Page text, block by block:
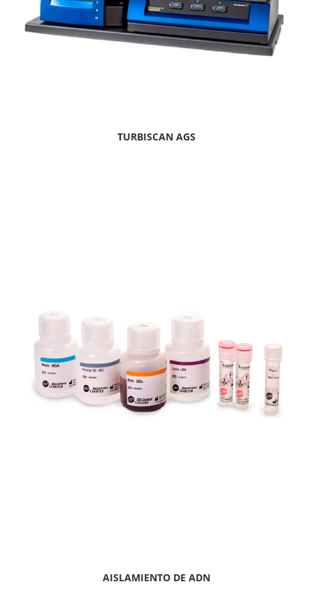
TURBISCAN AGS
AISLAMIENTO DE ADN